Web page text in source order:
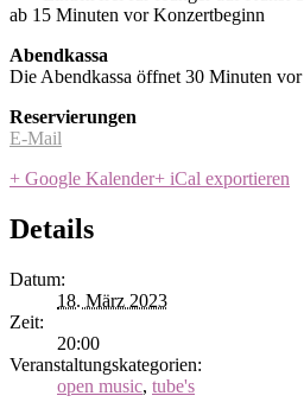
ab 15 Minuten vor Konzertbeginn
Abendkassa
Die Abendkassa öffnet 30 Minuten
Reservierungen
E-Mail
+ Google Kalender+ iCal exportieren
Details
Datum:
18. März 2023
Zeit:
20:00
Veranstaltungskategorien:
open music, tube's